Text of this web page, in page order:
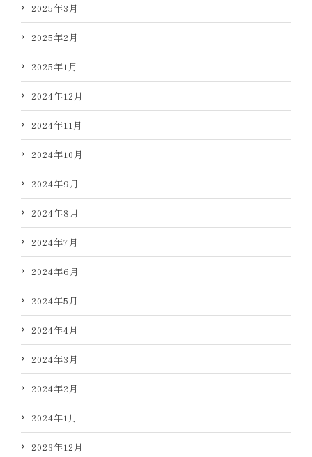
2025年3月
2025年2月
2025年1月
2024年12月
2024年11月
2024年10月
2024年9月
2024年8月
2024年7月
2024年6月
2024年5月
2024年4月
2024年3月
2024年2月
2024年1月
2023年12月